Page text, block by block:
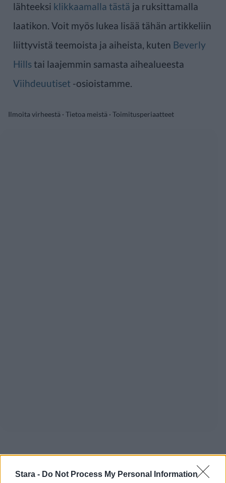
Stara - Do Not Process My Personal Information
lähteeksi klikkaamalla tästä ja ruksittamalla
laatikon. Voit myös lukea lisää tähän artikkeliin
liittyvistä teemoista ja aiheista, kuten Beverly
Hills tai laajemmin samasta aihealueesta
Viihdeuutiset -osioistamme.
Ilmoita virheestä · Tietoa meistä · Toimitusperiaatteet
Staran luetuimmat